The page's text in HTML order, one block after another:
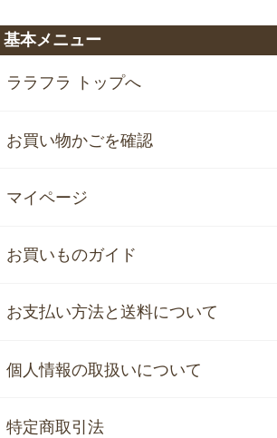
基本メニュー
ララフラ トップへ
お買い物かごを確認
マイページ
お買いものガイド
お支払い方法と送料について
個人情報の取扱いについて
特定商取引法